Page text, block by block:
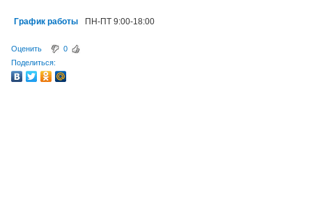
График работы ПН-ПТ 9:00-18:00
Оценить
0
Поделиться: